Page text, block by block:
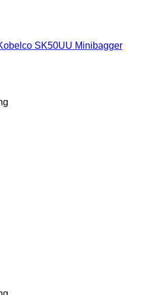
SK50UU Minibagger